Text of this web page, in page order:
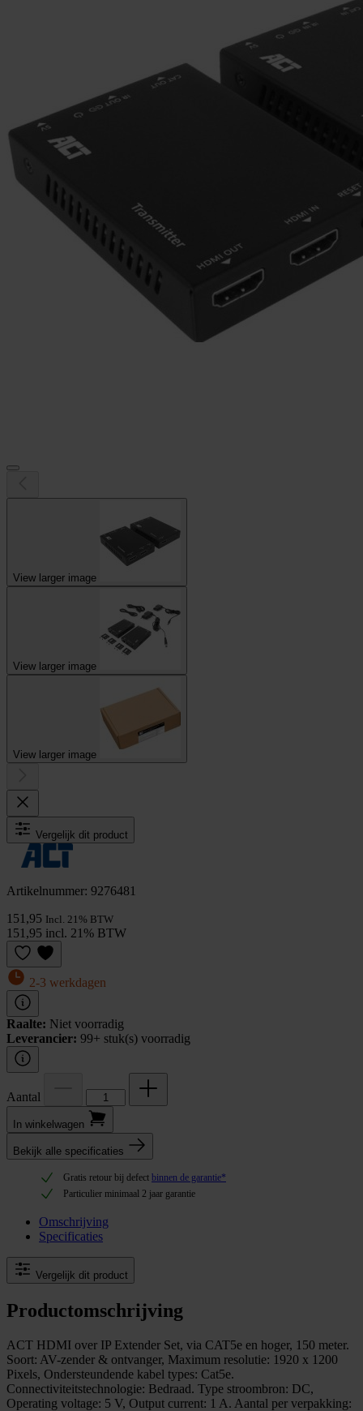
View larger image
View larger image
View larger image
Vergelijk dit product
Artikelnummer: 9276481
151,95 Incl. 21% BTW
151,95 incl. 21% BTW
2-3 werkdagen
Raalte: Niet voorradig
Leverancier: 99+ stuk(s) voorradig
Aantal
In winkel­wagen
Bekijk alle specificaties
Gratis retour bij defect binnen de garantie*
Particulier minimaal 2 jaar garantie
Omschrijving
Specificaties
Vergelijk dit product
Productomschrijving
ACT HDMI over IP Extender Set, via CAT5e en hoger, 150 meter.
Soort: AV-zender & ontvanger, Maximum resolutie: 1920 x 1200
Pixels, Ondersteundende kabel types: Cat5e.
Connectiviteitstechnologie: Bedraad. Type stroombron: DC,
Operating voltage: 5 V, Output current: 1 A. Aantal per verpakking: